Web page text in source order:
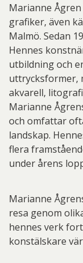
Marianne
grafiker, även
Malmö. Sedan
Hennes
utbildning och
uttrycksformer,
akvarell,
Marianne
och omfattar
landskap.
flera
under årens
Marianne
resa genom
hennes verk
konstälskare